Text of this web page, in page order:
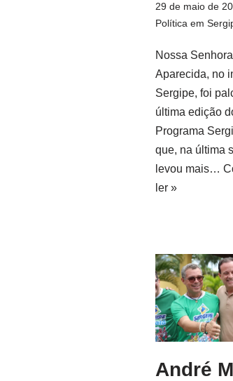
29 de maio de
Política em
Nossa Senhora
Aparecida, no
Sergipe, foi
última edição
Programa
que, na última
levou mais…
ler »
André